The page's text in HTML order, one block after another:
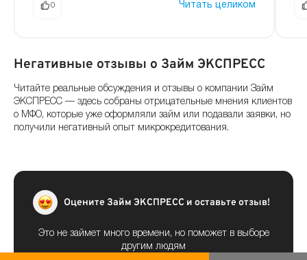
0 Читать целиком
Негативные отзывы о Займ ЭКСПРЕСС
Читайте реальные обсуждения и отзывы о компании Займ
ЭКСПРЕСС — здесь собраны отрицательные мнения клиентов
о МФО, которые уже оформляли займ или подавали заявки, но
получили негативный опыт микрокредитования.
Оцените Займ ЭКСПРЕСС и оставьте отзыв!
Это не займет много времени, но поможет в выборе
другим людям